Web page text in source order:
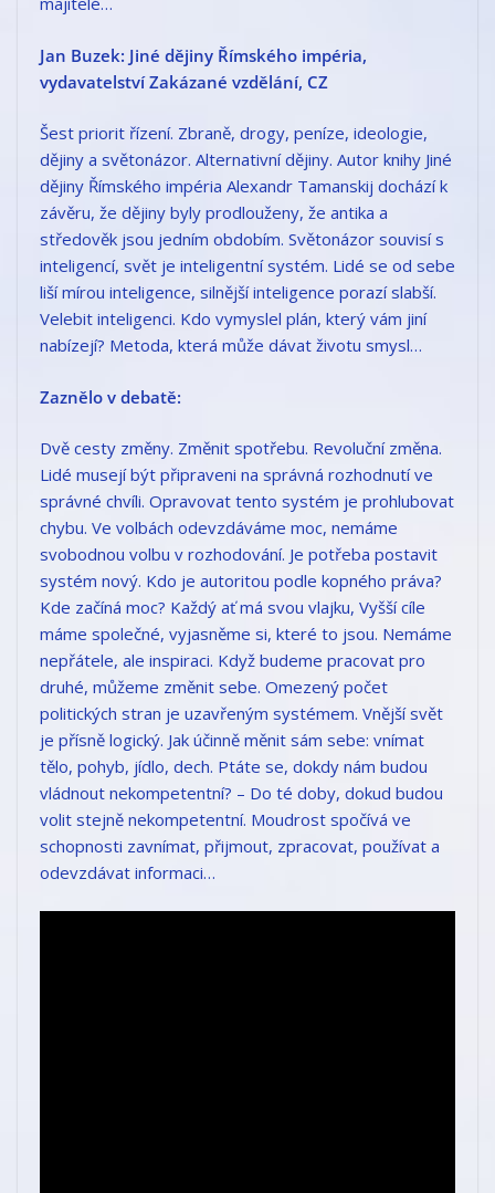
Jan Buzek: Jiné dějiny Římského impéria,
vydavatelství Zakázané vzdělání, CZ
Šest priorit řízení. Zbraně, drogy, peníze, ideologie,
dějiny a světonázor. Alternativní dějiny. Autor knihy Jiné
dějiny Římského impéria Alexandr Tamanskij dochází k
závěru, že dějiny byly prodlouženy, že antika a
středověk jsou jedním obdobím. Světonázor souvisí s
inteligencí, svět je inteligentní systém. Lidé se od sebe
liší mírou inteligence, silnější inteligence porazí slabší.
Velebit inteligenci. Kdo vymyslel plán, který vám jiní
nabízejí? Metoda, která může dávat životu smysl…
Zaznělo v debatě:
Dvě cesty změny. Změnit spotřebu. Revoluční změna.
Lidé musejí být připraveni na správná rozhodnutí ve
správné chvíli. Opravovat tento systém je prohlubovat
chybu. Ve volbách odevzdáváme moc, nemáme
svobodnou volbu v rozhodování. Je potřeba postavit
systém nový. Kdo je autoritou podle kopného práva?
Kde začíná moc? Každý ať má svou vlajku, Vyšší cíle
máme společné, vyjasněme si, které to jsou. Nemáme
nepřátele, ale inspiraci. Když budeme pracovat pro
druhé, můžeme změnit sebe. Omezený počet
politických stran je uzavřeným systémem. Vnější svět
je přísně logický. Jak účinně měnit sám sebe: vnímat
tělo, pohyb, jídlo, dech. Ptáte se, dokdy nám budou
vládnout nekompetentní? – Do té doby, dokud budou
volit stejně nekompetentní. Moudrost spočívá ve
schopnosti zavnímat, přijmout, zpracovat, používat a
odevzdávat informaci…